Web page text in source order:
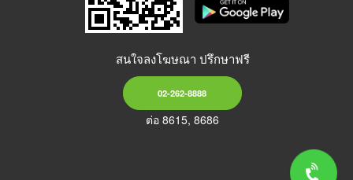
สนใจลงโฆษณา ปรึกษาฟรี
02-262-8888
ต่อ 8615, 8686